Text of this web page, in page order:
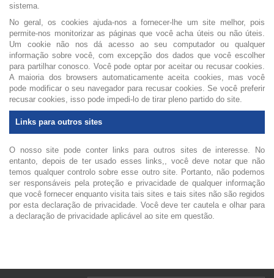
sistema.
No geral, os cookies ajuda-nos a fornecer-lhe um site melhor, pois
permite-nos monitorizar as páginas que você acha úteis ou não úteis.
Um cookie não nos dá acesso ao seu computador ou qualquer
informação sobre você, com excepção dos dados que você escolher
para partilhar conosco. Você pode optar por aceitar ou recusar cookies.
A maioria dos browsers automaticamente aceita cookies, mas você
pode modificar o seu navegador para recusar cookies. Se você preferir
recusar cookies, isso pode impedi- lo de tirar pleno partido do site.
Links para outros sites
O nosso site pode conter links para outros sites de interesse. No
entanto, depois de ter usado esses links,, você deve notar que não
temos qualquer controlo sobre esse outro site. Portanto, não podemos
ser responsáveis pela proteção e privacidade de qualquer informação
que você fornecer enquanto visita tais sites e tais sites não são regidos
por esta declaração de privacidade. Você deve ter cautela e olhar para
a declaração de privacidade aplicável ao site em questão.